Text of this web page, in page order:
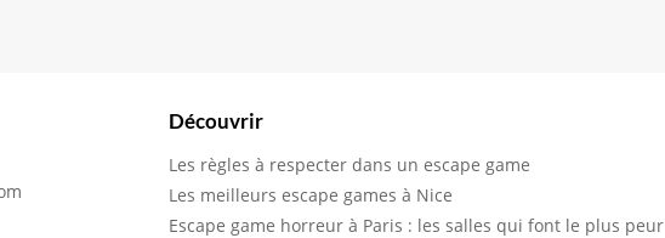
Découvrir
Les règles à respecter dans un escape game
Les meilleurs escape games à Nice
Escape game horreur à Paris : les salles qui font le plus peur